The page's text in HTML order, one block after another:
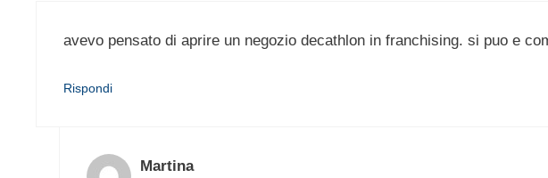
avevo pensato di aprire un negozio decathlon in franchising. si puo e
Rispondi
Martina